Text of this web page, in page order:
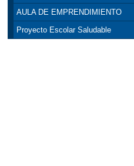
AULA DE EMPRENDIMIENTO
Proyecto Escolar Saludable